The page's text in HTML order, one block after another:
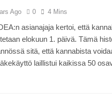
Ago 0 4 Mins
asianajaja kertoi, että
elokuun 1. päivä. Tämä
sitä, että kannabista
laillistui kaikissa 50